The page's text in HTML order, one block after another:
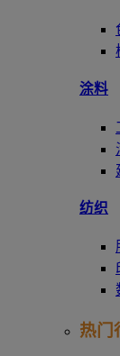
涂料
纺织
热门